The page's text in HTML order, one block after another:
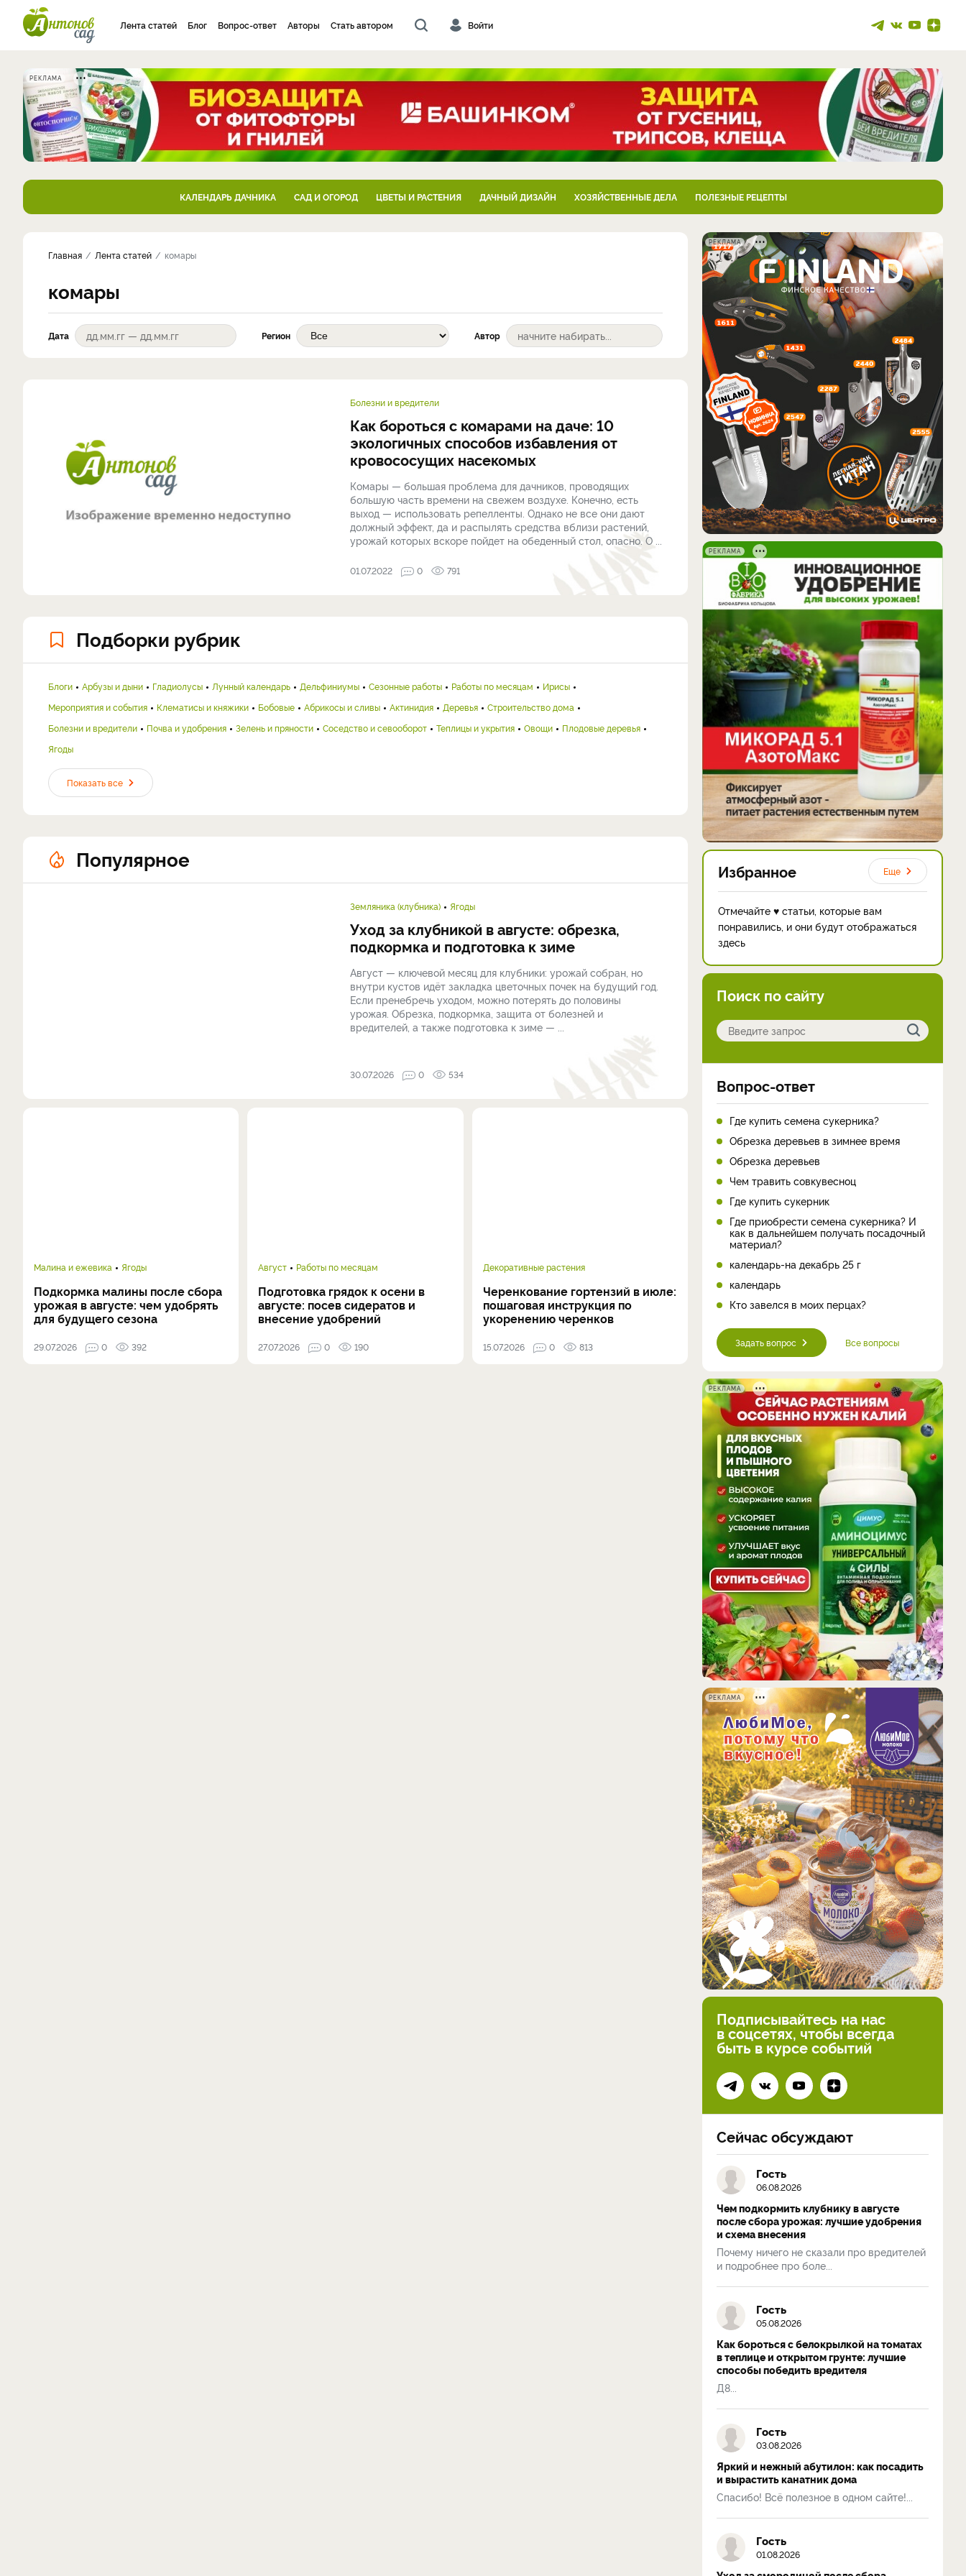
Лента статей Блог Вопрос-ответ Авторы Стать автором Войти
РЕКЛАМА
КАЛЕНДАРЬ ДАЧНИКА САД И ОГОРОД ЦВЕТЫ И РАСТЕНИЯ ДАЧНЫЙ ДИЗАЙН ХОЗЯЙСТВЕННЫЕ ДЕЛА ПОЛЕЗНЫЕ РЕЦЕПТЫ
Главная Лента статей комары
комары
Дата Регион Автор
Болезни и вредители
Как бороться с комарами на даче: 10
экологичных способов избавления от
кровососущих насекомых
Комары — большая проблема для дачников, проводящих
большую часть времени на свежем воздухе. Конечно, есть
выход — использовать репелленты. Однако не все они дают
должный эффект, да и распылять средства вблизи растений,
урожай которых вскоре пойдет на обеденный стол, опасно. О ...
01.07.2022 0 791
Подборки рубрик
Блоги Арбузы и дыни Гладиолусы Лунный календарь Дельфиниумы Сезонные работы Работы по месяцам
Ирисы
Мероприятия и события
Клематисы и княжики Бобовые Абрикосы и сливы Актинидия Деревья
Строительство дома
Болезни и вредители
Почва и удобрения Зелень и пряности Соседство и севооборот Теплицы и укрытия Овощи
Плодовые деревья
Ягоды
Показать все
Популярное
Земляника (клубника) Ягоды
Уход за клубникой в августе: обрезка,
подкормка и подготовка к зиме
Август — ключевой месяц для клубники: урожай собран, но
внутри кустов идёт закладка цветочных почек на будущий год.
Если пренебречь уходом, можно потерять до половины
урожая. Обрезка, подкормка, защита от болезней и
вредителей, а также подготовка к зиме — ...
30.07.2026 0 534
Малина и ежевика Ягоды
Подкормка малины после сбора
урожая в августе: чем удобрять
для будущего сезона
29.07.2026 0 392
Август Работы по месяцам
Подготовка грядок к осени в
августе: посев сидератов и
внесение удобрений
27.07.2026 0 190
Декоративные растения
Черенкование гортензий в июле:
пошаговая инструкция по
укоренению черенков
15.07.2026 0 813
РЕКЛАМА
РЕКЛАМА
Избранное Еще
Отмечайте ♥ статьи, которые вам
понравились, и они будут отображаться
здесь
Поиск по сайту
Вопрос-ответ
Где купить семена сукерника?
Обрезка деревьев в зимнее время
Обрезка деревьев
Чем травить совкувесноц
Где купить сукерник
Где приобрести семена сукерника? И
как в дальнейшем получать посадочный
материал?
календарь-на декабрь 25 г
календарь
Кто завелся в моих перцах?
Задать вопрос Все вопросы
РЕКЛАМА
РЕКЛАМА
Подписывайтесь на нас
в соцсетях, чтобы всегда
быть в курсе событий
Сейчас обсуждают
Гость
06.08.2026
Чем подкормить клубнику в августе
после сбора урожая: лучшие удобрения
и схема внесения
Почему ничего не сказали про вредителей
и подробнее про боле...
Гость
05.08.2026
Как бороться с белокрылкой на томатах
в теплице и открытом грунте: лучшие
способы победить вредителя
Д8...
Гость
03.08.2026
Яркий и нежный абутилон: как посадить
и вырастить канатник дома
Спасибо! Всё полезное в одном сайте!...
Гость
01.08.2026